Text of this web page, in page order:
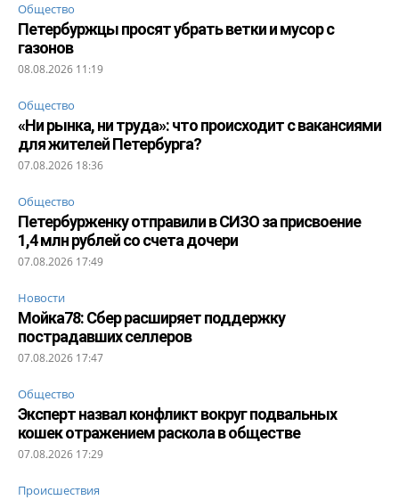
Общество
Петербуржцы просят убрать ветки и мусор с
газонов
08.08.2026 11:19
Общество
«Ни рынка, ни труда»: что происходит с вакансиями
для жителей Петербурга?
07.08.2026 18:36
Общество
Петербурженку отправили в СИЗО за присвоение
1,4 млн рублей со счета дочери
07.08.2026 17:49
Новости
Мойка78: Сбер расширяет поддержку
пострадавших селлеров
07.08.2026 17:47
Общество
Эксперт назвал конфликт вокруг подвальных
кошек отражением раскола в обществе
07.08.2026 17:29
Происшествия